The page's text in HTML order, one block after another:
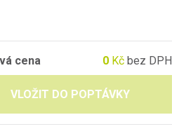
cena 0 Kč bez DPH
VLOŽIT DO POPTÁVKY